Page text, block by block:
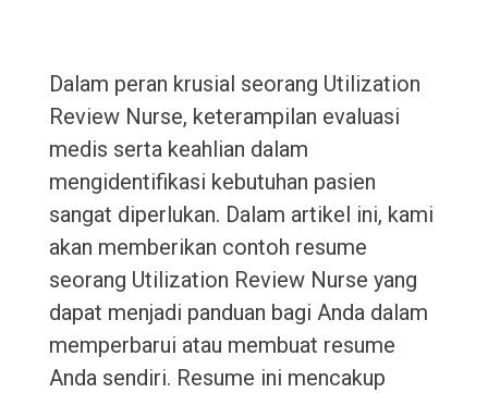
Dalam peran krusial seorang Utilization
Review Nurse, keterampilan evaluasi
medis serta keahlian dalam
mengidentifikasi kebutuhan pasien
sangat diperlukan. Dalam artikel ini, kami
akan memberikan contoh resume
seorang Utilization Review Nurse yang
dapat menjadi panduan bagi Anda dalam
memperbarui atau membuat resume
Anda sendiri. Resume ini mencakup